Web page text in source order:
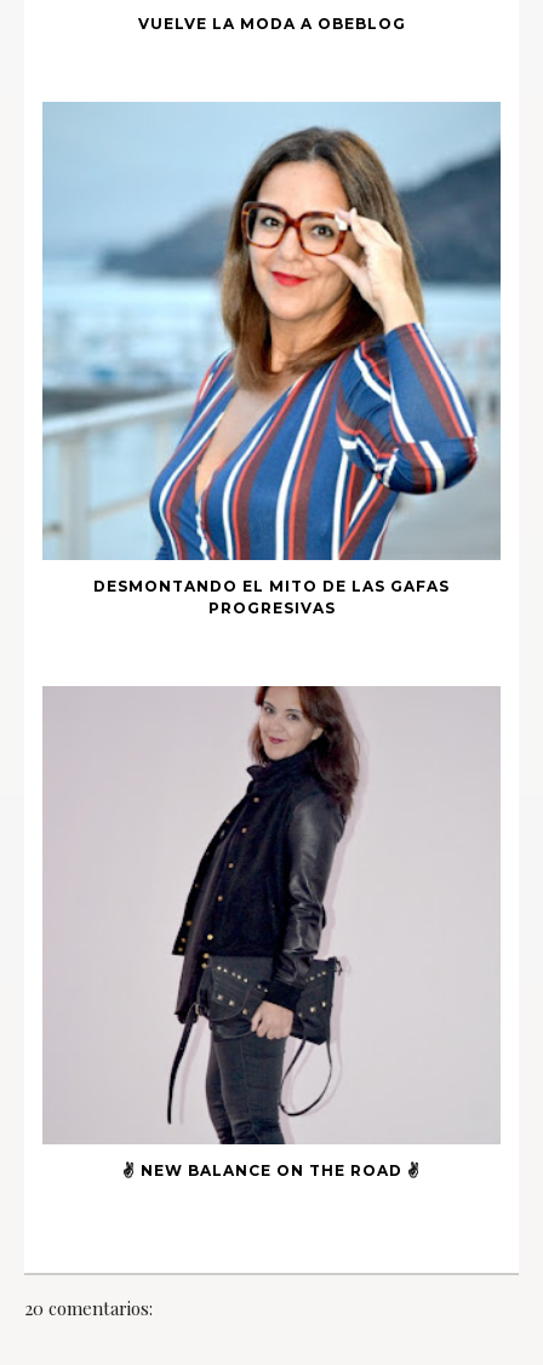
VUELVE LA MODA A OBEBLOG
DESMONTANDO EL MITO DE LAS GAFAS
PROGRESIVAS
✌ NEW BALANCE ON THE ROAD ✌
20 comentarios: